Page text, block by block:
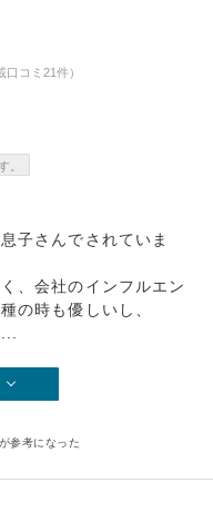
コミ21件）
。
子さんでされていま
、会社のインフルエン
の時も優しいし、
参考になった